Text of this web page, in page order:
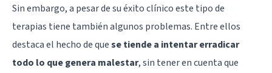
Sin embargo, a pesar de su éxito clínico este tipo de
terapias tiene también algunos problemas. Entre ellos
destaca el hecho de quese tiende a intentar erradicar
todo lo que genera malestar, sin tener en cuenta que